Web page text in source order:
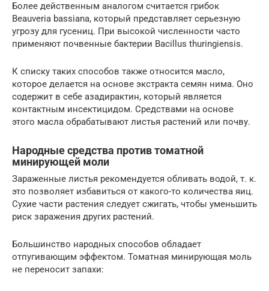
Более действенным аналогом считается грибок
Beauveria bassiana, который представляет серьезную
угрозу для гусениц. При высокой численности часто
применяют почвенные бактерии Bacillus thuringiensis.
К списку таких способов также относится масло,
которое делается на основе экстракта семян нима. Оно
содержит в себе азадирактин, который является
контактным инсектицидом. Средствами на основе
этого масла обрабатывают листья растений или почву.
Народные средства против томатной
минирующей моли
Зараженные листья рекомендуется обливать водой, т. к.
это позволяет избавиться от какого-то количества яиц.
Сухие части растения следует сжигать, чтобы уменьшить
риск заражения других растений.
Большинство народных способов обладает
отпугивающим эффектом. Томатная минирующая моль
не переносит запахи: